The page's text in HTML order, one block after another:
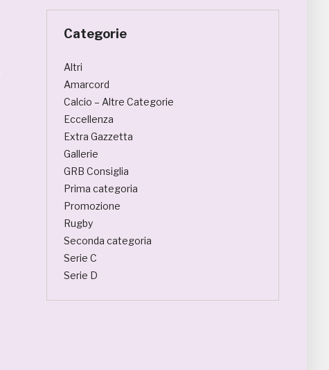
Categorie
Altri
Amarcord
Calcio – Altre Categorie
Eccellenza
Extra Gazzetta
Gallerie
GRB Consiglia
Prima categoria
Promozione
Rugby
Seconda categoria
Serie C
Serie D